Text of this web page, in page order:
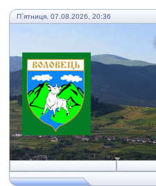
П`ятниця, 07.08.2026, 20:36